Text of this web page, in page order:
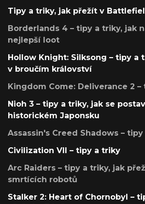
Tipy a triky, jak přežít v
Borderlands 4 – tipy a triky, jak
nejlepší loot
Hollow Knight: Silksong – tipy a
v broučím království
Kingdom Come: Deliverance 2
Nioh 3 – tipy a triky, jak se
historickém Japonsku
Assassin's Creed Shadows –
Civilization VII – tipy a triky
Arc Raiders – tipy a triky, jak
smrtících robotů
Stalker 2: Heart of Chornobyl –